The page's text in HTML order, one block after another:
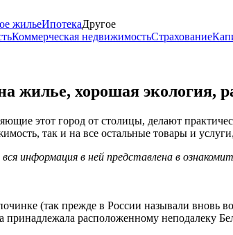
жильеИпотекаДругое
Коммерческая недвижимостьСтрахование
жилье, хорошая экология,
этот город от столицы, делают
так и на все остальные товары и
информация в ней представлена в
(так прежде в России называли вновь
принадлежала расположенному неподалеку